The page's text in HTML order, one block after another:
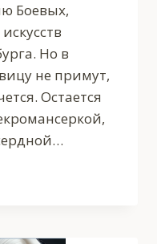
Боевых,
Но в
не примут,
Остается